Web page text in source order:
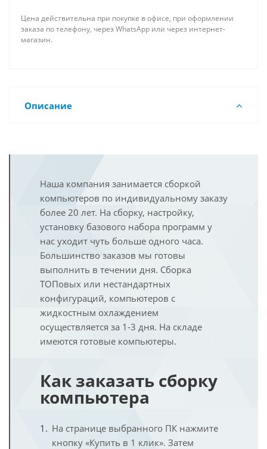
Цена действительна при покупке в офисе, при оформлении
заказа по телефону, через WhatsApp или через интернет-
магазин.
Описание
Наша компания занимается сборкой
компьютеров по индивидуальному заказу
более 20 лет. На сборку, настройку,
установку базового набора программ у
нас уходит чуть больше одного часа.
Большинство заказов мы готовы
выполнить в течении дня. Сборка
ТОПовых или нестандартных
конфигураций, компьютеров с
жидкостным охлаждением
осуществляется за 1-3 дня. На складе
имеются готовые компьютеры.
Как заказать сборку
компьютера
На странице выбранного ПК нажмите
кнопку «Купить в 1 клик». Затем